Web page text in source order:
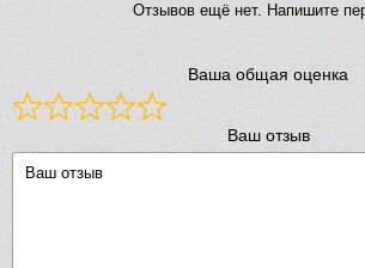
Отзывов ещё нет. Напишите
Ваша общая оценка
Ваш отзыв